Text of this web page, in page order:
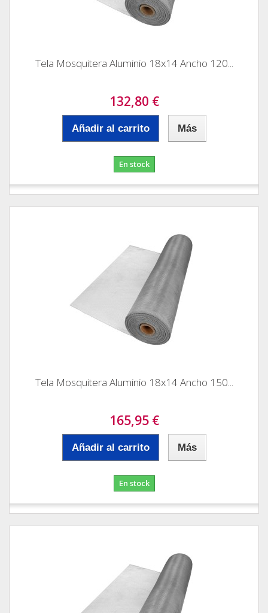
Tela Mosquitera Aluminio 18x14 Ancho 120...
132,80 €
Añadir al carrito Más
En stock
Tela Mosquitera Aluminio 18x14 Ancho 150...
165,95 €
Añadir al carrito Más
En stock